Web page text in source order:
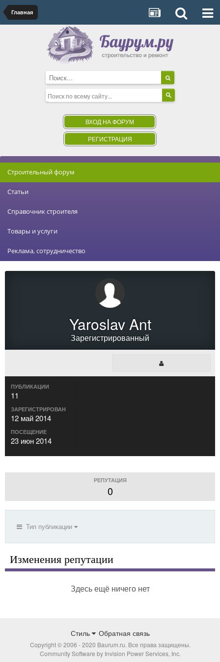
Главная
ВХОД НА ФОРУМ
РЕГИСТРАЦИЯ
Строительный форум
Статьи
Справочник строителя
Товары и услуги
Реклама, сотрудничество
Yaroslav Ant
Зарегистрированный
ПУБЛИКАЦИИ
11
ЗАРЕГИСТРИРОВАН
12 май 2014
ПОСЕЩЕНИЕ
23 июн 2014
РЕПУТАЦИЯ
0
Тип публикации
Изменения репутации
Здесь ещё ничего нет
Стиль Обратная связь
Copyright © 2006 - 2020 Baurum.ru. Все права защищены.
Community Software by Invision Power Services, Inc.